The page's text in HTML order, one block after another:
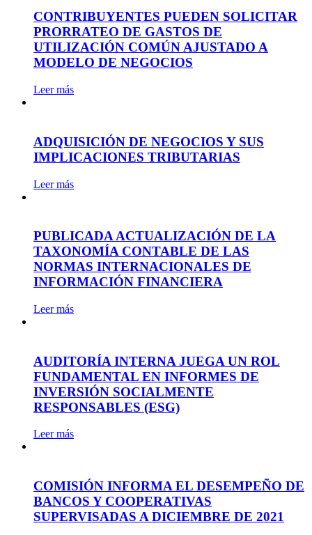
CONTRIBUYENTES PUEDEN SOLICITAR
PRORRATEO DE GASTOS DE
UTILIZACIÓN COMÚN AJUSTADO A
MODELO DE NEGOCIOS
Leer más
ADQUISICIÓN DE NEGOCIOS Y SUS
IMPLICACIONES TRIBUTARIAS
Leer más
PUBLICADA ACTUALIZACIÓN DE LA
TAXONOMÍA CONTABLE DE LAS
NORMAS INTERNACIONALES DE
INFORMACIÓN FINANCIERA
Leer más
AUDITORÍA INTERNA JUEGA UN ROL
FUNDAMENTAL EN INFORMES DE
INVERSIÓN SOCIALMENTE
RESPONSABLES (ESG)
Leer más
COMISIÓN INFORMA EL DESEMPEÑO DE
BANCOS Y COOPERATIVAS
SUPERVISADAS A DICIEMBRE DE 2021